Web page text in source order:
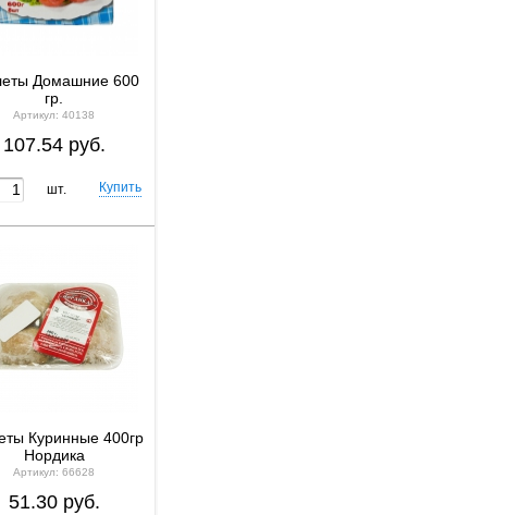
Домашние 600
гр.
Артикул: 40138
107.54 руб.
шт.
Куринные 400гр
Нордика
Артикул: 66628
51.30 руб.